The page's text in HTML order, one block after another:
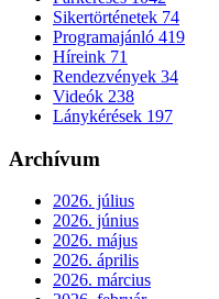
Sikertörténetek 74
Programajánló 419
Híreink 71
Rendezvények 34
Videók 238
Lánykérések 197
Archívum
2026. július
2026. június
2026. május
2026. április
2026. március